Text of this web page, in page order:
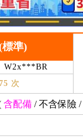
標準)
W2x***BR
次
含配備 /不含保險